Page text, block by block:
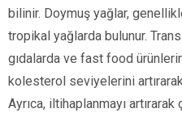
bilinir. Doymuş yağlar,
tropikal yağlarda bulunur.
gıdalarda ve fast food
kolesterol seviyelerini
Ayrıca, iltihaplanmayı